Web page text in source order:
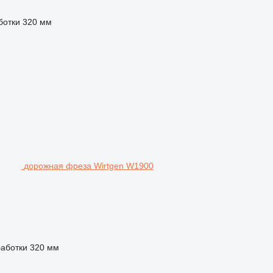
320 мм
дорожная фреза Wirtgen W1900
320 мм